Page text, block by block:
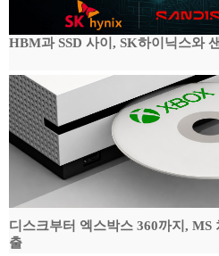
HBM과 SSD 사이, SK하이닉스와
디스크부터 엑스박스 360까지, MS
출